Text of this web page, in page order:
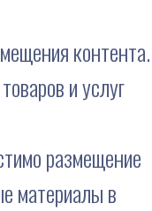
контента.
и услуг
размещение
материалы в